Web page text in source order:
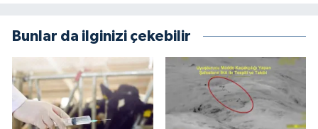
Bunlar da ilginizi çekebilir